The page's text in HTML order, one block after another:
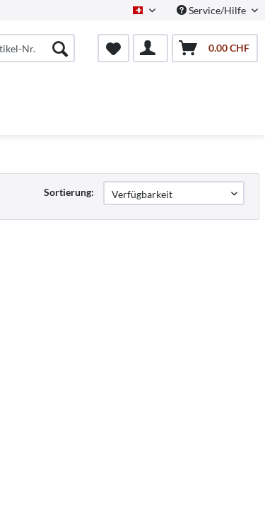
Schweiz/DeutschService/Hilfe
0.00 CHF
Sortierung: